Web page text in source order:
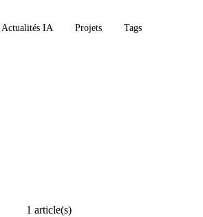
Actualités IA Projets Tags
1 article(s)